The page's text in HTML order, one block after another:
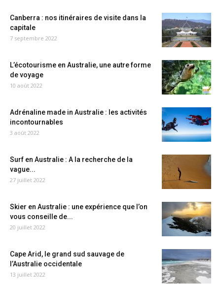
Canberra : nos itinéraires de visite dans la
capitale
7 septembre 2022
L’écotourisme en Australie, une autre forme
de voyage
10 août 2022
Adrénaline made in Australie : les activités
incontournables
3 août 2022
Surf en Australie : A la recherche de la
vague...
27 juillet 2022
Skier en Australie : une expérience que l’on
vous conseille de...
20 juillet 2022
Cape Arid, le grand sud sauvage de
l’Australie occidentale
13 juillet 2022